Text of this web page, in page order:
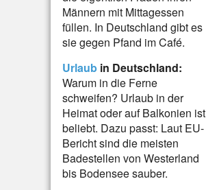
Männern mit Mittagessen
füllen. In Deutschland gibt es
sie gegen Pfand im Café.
Urlaub in Deutschland:
Warum in die Ferne
schweifen? Urlaub in der
Heimat oder auf Balkonien ist
beliebt. Dazu passt: Laut EU-
Bericht sind die meisten
Badestellen von Westerland
bis Bodensee sauber.